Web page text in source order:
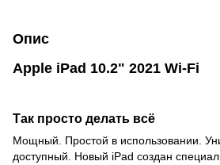
Опис
Apple iPad 10.2" 2021 Wi-Fi
Так просто делать всё
Мощный. Простой в использовании.
доступный. Новый iPad создан